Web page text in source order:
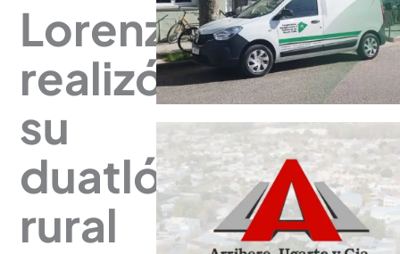
Lorenzo
realizó
su
duatlón
rural